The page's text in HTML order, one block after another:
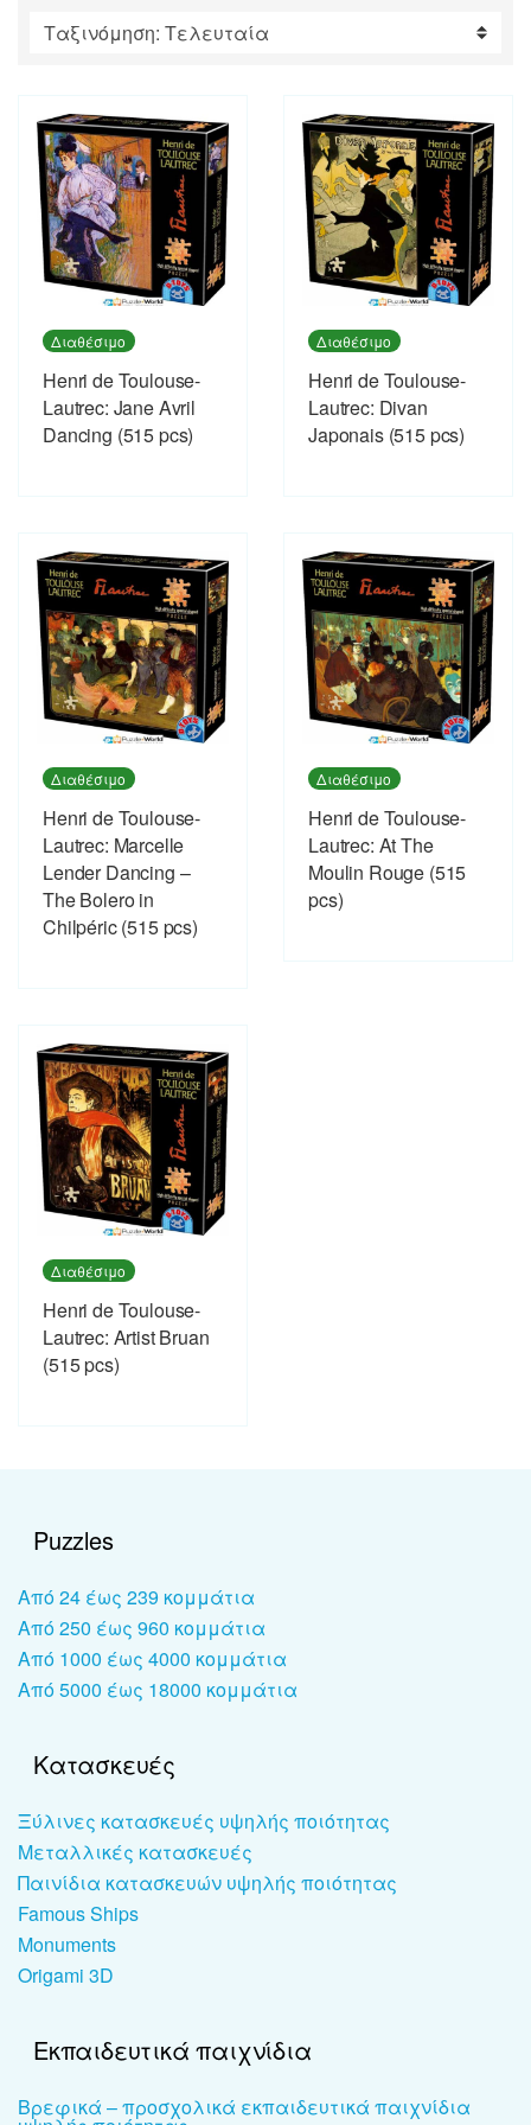
Διαθέσιμο
Henri de Toulouse-
Lautrec: Jane Avril
Dancing (515 pcs)
Διαθέσιμο
Henri de Toulouse-
Lautrec: Divan
Japonais (515 pcs)
Διαθέσιμο
Henri de Toulouse-
Lautrec: Marcelle
Lender Dancing –
The Bolero in
Chilpéric (515 pcs)
Διαθέσιμο
Henri de Toulouse-
Lautrec: At The
Moulin Rouge (515
pcs)
Διαθέσιμο
Henri de Toulouse-
Lautrec: Artist Bruan
(515 pcs)
Puzzles
Από 24 έως 239 κομμάτια
Από 250 έως 960 κομμάτια
Από 1000 έως 4000 κομμάτια
Από 5000 έως 18000 κομμάτια
Κατασκευές
Ξύλινες κατασκευές υψηλής ποιότητας
Μεταλλικές κατασκευές
Παινίδια κατασκευών υψηλής ποιότητας
Famous Ships
Monuments
Origami 3D
Εκπαιδευτικά παιχνίδια
Βρεφικά – προσχολικά εκπαιδευτικά παιχνίδια